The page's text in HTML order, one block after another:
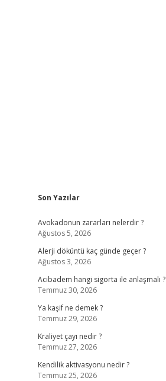
Sidebar
Son Yazılar
Avokadonun zararları nelerdir ?
Ağustos 5, 2026
Alerji döküntü kaç günde geçer ?
Ağustos 3, 2026
Acibadem hangi sigorta ile anlaşmalı ?
Temmuz 30, 2026
Ya kaşif ne demek ?
Temmuz 29, 2026
Kraliyet çayı nedir ?
Temmuz 27, 2026
Kendilik aktivasyonu nedir ?
Temmuz 25, 2026